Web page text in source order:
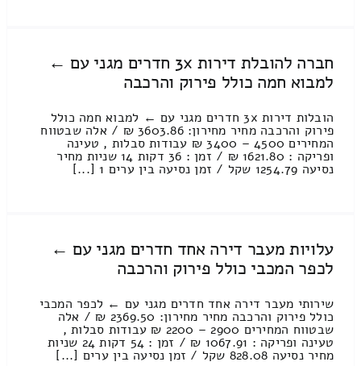
חברה להובלת דירות 3x חדרים מגני עם ←
למבוא חמה כולל פירוק והרכבה
הובלות דירות 3x חדרים מגני עם ← למבוא חמה כולל
פירוק והרכבה מחיר מחירון: 3603.86 ₪ / אלה שבטווח
המחירים 4500 – 3400 ₪ עבודות סבלות , טעינה
ופריקה : 1621.80 ₪ / זמן : 36 דקות 14 שניות מחיר
נסיעה 1254.79 שקל / זמן נסיעה בין ערים 1 [...]
עלויות מעבר דירה אחד חדרים מגני עם ←
לכפר המכבי כולל פירוק והרכבה
שירותי מעבר דירה אחד חדרים מגני עם ← לכפר המכבי
כולל פירוק והרכבה מחיר מחירון: 2369.50 ₪ / אלה
שבטווח המחירים 2900 – 2200 ₪ עבודות סבלות ,
טעינה ופריקה : 1067.91 ₪ / זמן : 54 דקות 24 שניות
מחיר נסיעה 828.08 שקל / זמן נסיעה בין ערים [...]